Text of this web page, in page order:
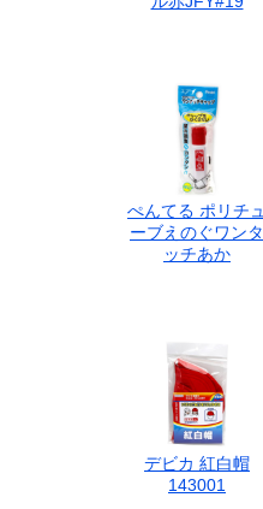
ぺんてる ポリチュ
ーブえのぐワンタ
ッチあか
デビカ 紅白帽
143001